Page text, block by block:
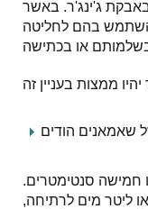
ג'ינג'ר. באשר
בהם לחליטה
חמישה סנטימטרים.
ליטר מים לרתיחה,